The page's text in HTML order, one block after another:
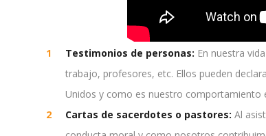
Testimonios de personas: En nuestra
trabajo, profesores, etc. Ellos pueden
Unidos y como es nuestro comportamiento
Cartas de sacerdotes o pastores: Al